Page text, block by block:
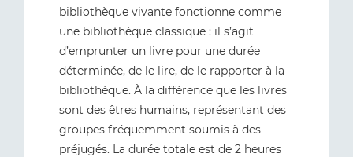
bibliothèque vivante fonctionne comme
une bibliothèque classique : il s’agit
d’emprunter un livre pour une durée
déterminée, de le lire, de le rapporter à la
bibliothèque. À la différence que les livres
sont des êtres humains, représentant des
groupes fréquemment soumis à des
préjugés. La durée totale est de 2 heures